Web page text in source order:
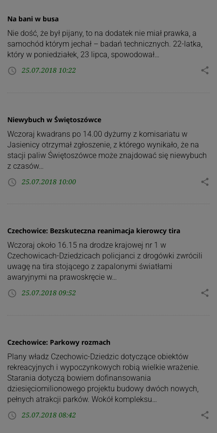
Na bani w busa
Nie dość, że był pijany, to na dodatek nie miał prawka, a
samochód którym jechał – badań technicznych. 22-latka,
który w poniedziałek, 23 lipca, spowodował…
access_time 25.07.2018 10:22 share
Niewybuch w Świętoszówce
Wczoraj kwadrans po 14.00 dyżurny z komisariatu w
Jasienicy otrzymał zgłoszenie, z którego wynikało, że na
stacji paliw Świętoszówce może znajdować się niewybuch
z czasów…
access_time 25.07.2018 10:00 share
Czechowice: Bezskuteczna reanimacja kierowcy tira
Wczoraj około 16.15 na drodze krajowej nr 1 w
Czechowicach-Dziedzicach policjanci z drogówki zwrócili
uwagę na tira stojącego z zapalonymi światłami
awaryjnymi na prawoskręcie w…
access_time 25.07.2018 09:52 share
Czechowice: Parkowy rozmach
Plany władz Czechowic-Dziedzic dotyczące obiektów
rekreacyjnych i wypoczynkowych robią wielkie wrażenie.
Starania dotyczą bowiem dofinansowania
dziesięciomilionowego projektu budowy dwóch nowych,
pełnych atrakcji parków. Wokół kompleksu…
access_time 25.07.2018 08:42 share